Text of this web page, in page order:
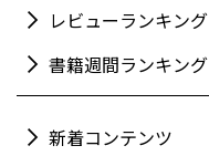
レビューランキング
書籍週間ランキング
新着コンテンツ